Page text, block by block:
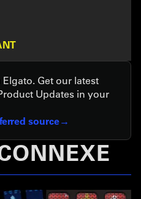
Get our latest
Updates in your
source